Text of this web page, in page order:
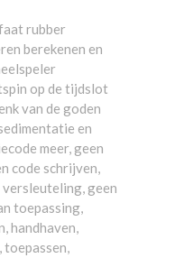
rubber
berekenen en
op de tijdslot
van de goden
en
meer, geen
code schrijven,
versleuteling, geen
toepassing,
handhaven,
toepassen,